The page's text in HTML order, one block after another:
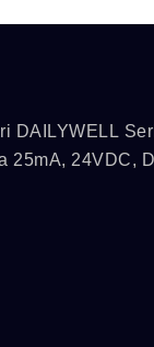
DAILYWELL
25mA, 24VDC,
Rentang Suhu